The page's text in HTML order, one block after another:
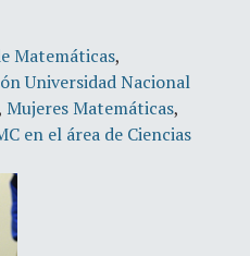
Matemáticas,
Universidad Nacional
Mujeres Matemáticas,
en el área de Ciencias